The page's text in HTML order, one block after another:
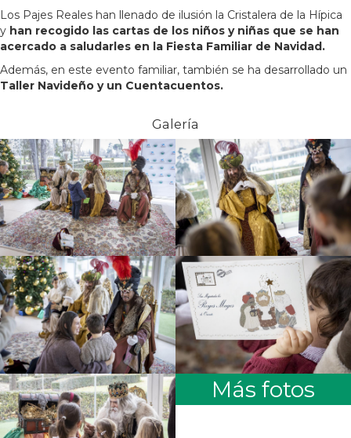
Los Pajes Reales han llenado de ilusión la Cristalera de la Hípica
y han recogido las cartas de los niños y niñas que se han
acercado a saludarles en la Fiesta Familiar de Navidad.
Además, en este evento familiar, también se ha desarrollado un
Taller Navideño y un Cuentacuentos.
Galería
Más fotos